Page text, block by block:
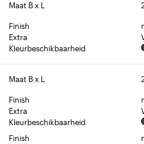
Maat B x L
Finish
Extra
Kleurbeschikbaarheid
Maat B x L
Finish
Extra
Kleurbeschikbaarheid
Finish